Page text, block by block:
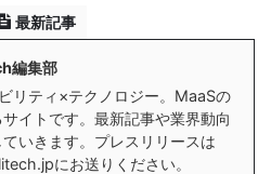
最新記事
編集部
リティ×テクノロジー。MaaSの
イトです。最新記事や業界動向
いきます。プレスリリースは
にお送りください。